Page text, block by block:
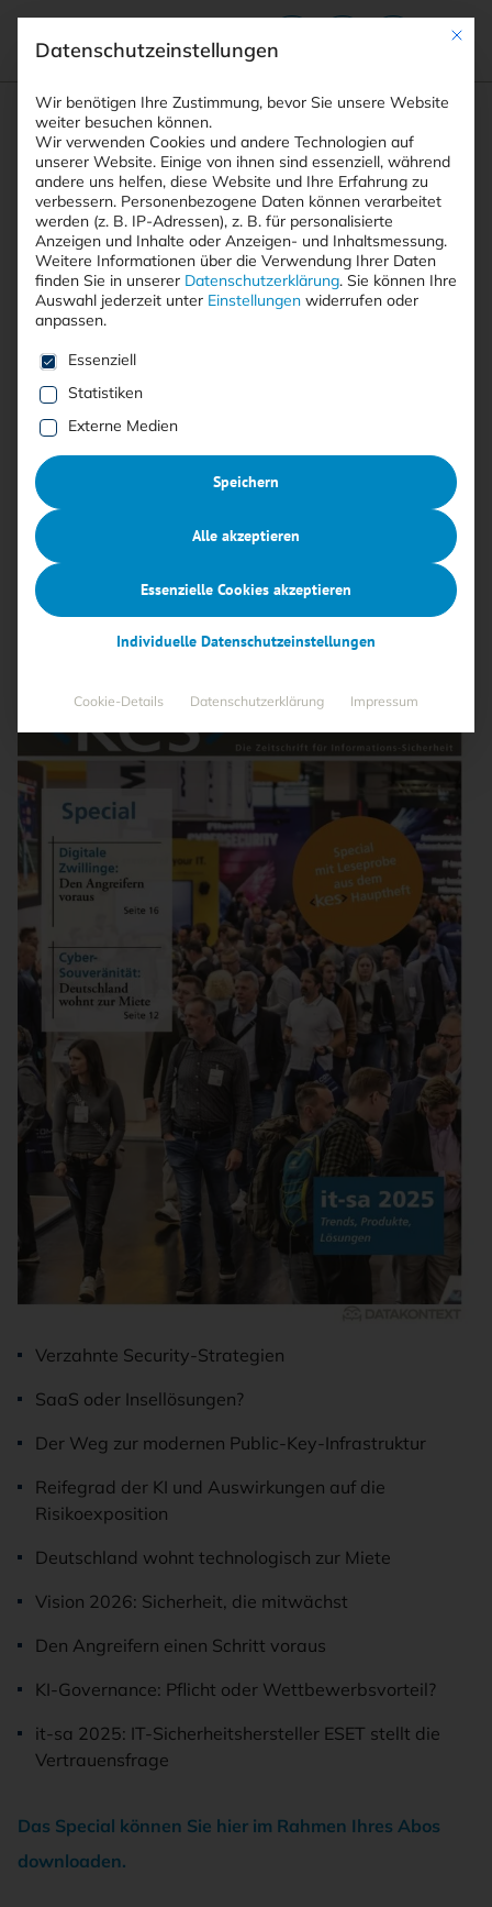
Suchfeld
Suchen
Breadcrumb-Navigation
STARTSEITE
PRINTAUSGABEN
<KES>-SPECIAL: IT-SA 2025 TRENDS, …
it-sa 2025
Trends, Produkte, Lösungen
Fachzeitschrift <kes> widmet sich der it-sa 2025 und
beleuchtet aktuelle Trends, Produkte und Lösungen im
Bereich der Informationssicherheit. Im Fokus stehen
Themen wie digitale Souveränität, der Schutz kritischer
Infrastrukturen und die Auswirkungen neuer
Sicherheitsarchitekturen.
Verzahnte Security-Strategien
SaaS oder Insellösungen?
Der Weg zur modernen Public-Key-Infrastruktur
Reifegrad der KI und Auswirkungen auf die
Risikoexposition
Deutschland wohnt technologisch zur Miete
Vision 2026: Sicherheit, die mitwächst
Den Angreifern einen Schritt voraus
KI-Governance: Pflicht oder Wettbewerbsvorteil?
it-sa 2025: IT-Sicherheitshersteller ESET stellt die
Vertrauensfrage
Das Special können Sie hier im Rahmen Ihres Abos
downloaden.
Mit
Datenschutzeinstellungen
Wir benötigen Ihre Zustimmung, bevor Sie unsere Website
weiter besuchen können.
Wir verwenden Cookies und andere Technologien auf
unserer Website. Einige von ihnen sind essenziell, während
andere uns helfen, diese Website und Ihre Erfahrung zu
verbessern. Personenbezogene Daten können verarbeitet
werden (z. B. IP-Adressen), z. B. für personalisierte
Anzeigen und Inhalte oder Anzeigen- und Inhaltsmessung.
Weitere Informationen über die Verwendung Ihrer Daten
finden Sie in unserer Datenschutzerklärung. Sie können Ihre
Auswahl jederzeit unter Einstellungen widerrufen oder
anpassen.
Es folgt eine Liste der Service-Gruppen, für die eine
Essenziell
Statistiken
Externe Medien
Speichern
Alle akzeptieren
Essenzielle Cookies akzeptieren
Individuelle Datenschutzeinstellungen
Cookie-Details Datenschutzerklärung Impressum